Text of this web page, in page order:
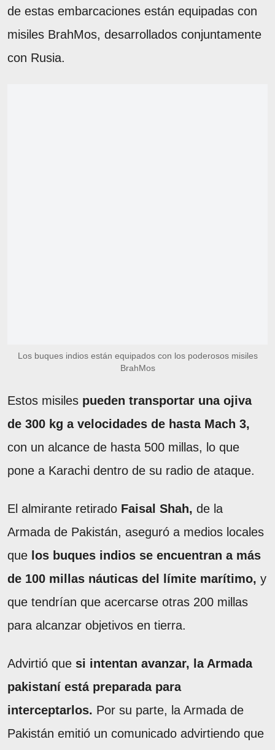
de estas embarcaciones están equipadas con
misiles BrahMos, desarrollados conjuntamente
con Rusia.
Los buques indios están equipados con los poderosos misiles
BrahMos
Estos misiles pueden transportar una ojiva
de 300 kg a velocidades de hasta Mach 3,
con un alcance de hasta 500 millas, lo que
pone a Karachi dentro de su radio de ataque.
El almirante retirado Faisal Shah, de la
Armada de Pakistán, aseguró a medios locales
que los buques indios se encuentran a más
de 100 millas náuticas del límite marítimo, y
que tendrían que acercarse otras 200 millas
para alcanzar objetivos en tierra.
Advirtió que si intentan avanzar, la Armada
pakistaní está preparada para
interceptarlos. Por su parte, la Armada de
Pakistán emitió un comunicado advirtiendo que